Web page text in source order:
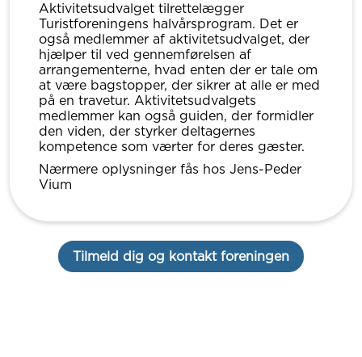
Aktivitetsudvalget tilrettelægger
Turistforeningens halvårsprogram. Det er
også medlemmer af aktivitetsudvalget, der
hjælper til ved gennemførelsen af
arrangementerne, hvad enten der er tale om
at være bagstopper, der sikrer at alle er med
på en travetur. Aktivitetsudvalgets
medlemmer kan også guiden, der formidler
den viden, der styrker deltagernes
kompetence som værter for deres gæster.
Nærmere oplysninger fås hos Jens-Peder
Vium
Tilmeld dig og kontakt foreningen